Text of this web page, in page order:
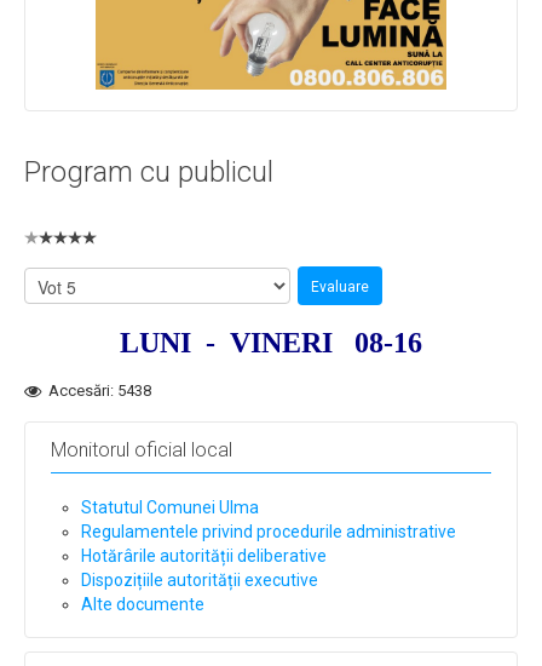
Program cu publicul
LUNI - VINERI 08-16
Accesări: 5438
Monitorul oficial local
Statutul Comunei Ulma
Regulamentele privind procedurile administrative
Hotărârile autorității deliberative
Dispozițiile autorității executive
Alte documente